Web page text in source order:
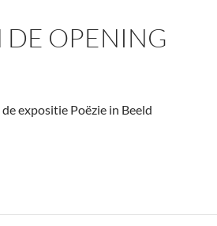
DE OPENING
expositie Poëzie in Beeld